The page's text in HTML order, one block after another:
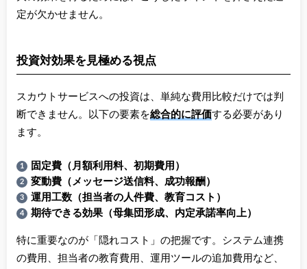
定が欠かせません。
投資対効果を見極める視点
スカウトサービスへの投資は、単純な費用比較だけでは判
断できません。以下の要素を総合的に評価する必要があり
ます。
固定費（月額利用料、初期費用）
変動費（メッセージ送信料、成功報酬）
運用工数（担当者の人件費、教育コスト）
期待できる効果（母集団形成、内定承諾率向上）
特に重要なのが「隠れコスト」の把握です。システム連携
の費用、担当者の教育費用、運用ツールの追加費用など、